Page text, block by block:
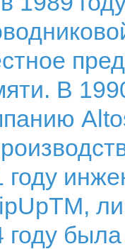
В
году
году